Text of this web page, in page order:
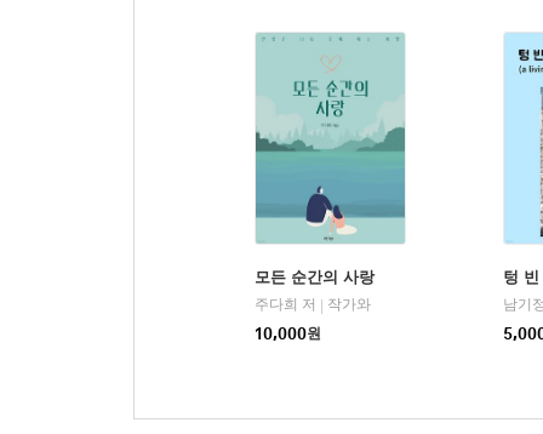
모든 순간의 사랑
주다희 저 | 작가와
10,000원
텅
남기